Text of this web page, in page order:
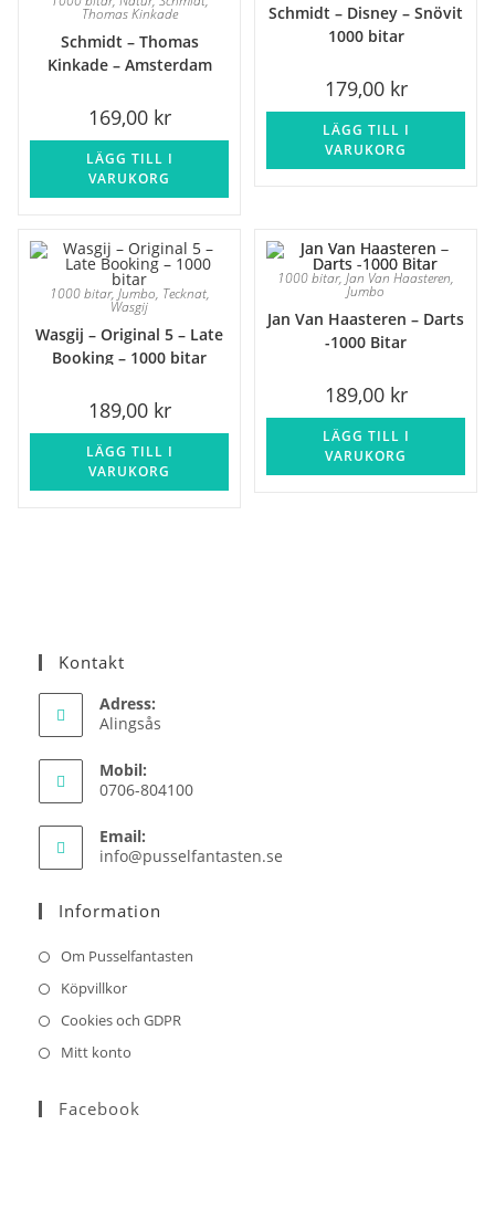
Thomas Kinkade
Schmidt – Thomas
Kinkade – Amsterdam
169,00 kr
LÄGG TILL I
VARUKORG
Schmidt – Disney – Snövit
1000 bitar
179,00 kr
LÄGG TILL I
VARUKORG
1000 bitar, Jumbo, Tecknat,
Wasgij
Wasgij – Original 5 – Late
Booking – 1000 bitar
189,00 kr
LÄGG TILL I
VARUKORG
1000 bitar, Jan Van Haasteren,
Jumbo
Jan Van Haasteren – Darts
-1000 Bitar
189,00 kr
LÄGG TILL I
VARUKORG
Kontakt
Adress:
Alingsås
Mobil:
0706-804100
Email:
info@pusselfantasten.se
Information
Om Pusselfantasten
Köpvillkor
Cookies och GDPR
Mitt konto
Facebook